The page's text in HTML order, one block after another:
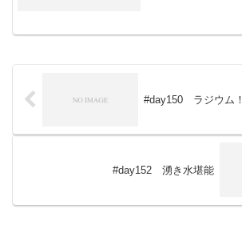
#day150 ラジウム！
#day152 湧き水堪能